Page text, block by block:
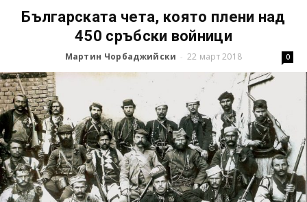
Българската чета, която плени над
450 сръбски войници
Мартин Чорбаджийски - 22 март 2018 0